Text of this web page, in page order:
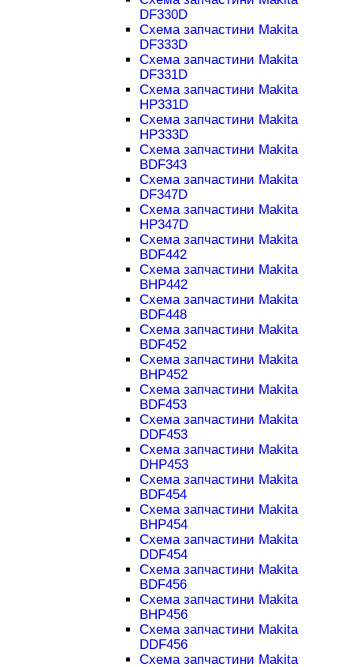
DF330D
Схема запчастини Makita
DF333D
Схема запчастини Makita
DF331D
Схема запчастини Makita
HP331D
Схема запчастини Makita
HP333D
Схема запчастини Makita
BDF343
Схема запчастини Makita
DF347D
Схема запчастини Makita
HP347D
Схема запчастини Makita
BDF442
Схема запчастини Makita
BHP442
Схема запчастини Makita
BDF448
Схема запчастини Makita
BDF452
Схема запчастини Makita
BHP452
Схема запчастини Makita
BDF453
Схема запчастини Makita
DDF453
Схема запчастини Makita
DHP453
Схема запчастини Makita
BDF454
Схема запчастини Makita
BHP454
Схема запчастини Makita
DDF454
Схема запчастини Makita
BDF456
Схема запчастини Makita
BHP456
Схема запчастини Makita
DDF456
Схема запчастини Makita